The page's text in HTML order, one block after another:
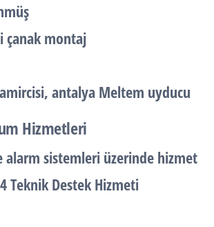
çanak montaj
antalya Meltem uyducu
Hizmetleri
sistemleri üzerinde hizmet
Teknik Destek Hizmeti